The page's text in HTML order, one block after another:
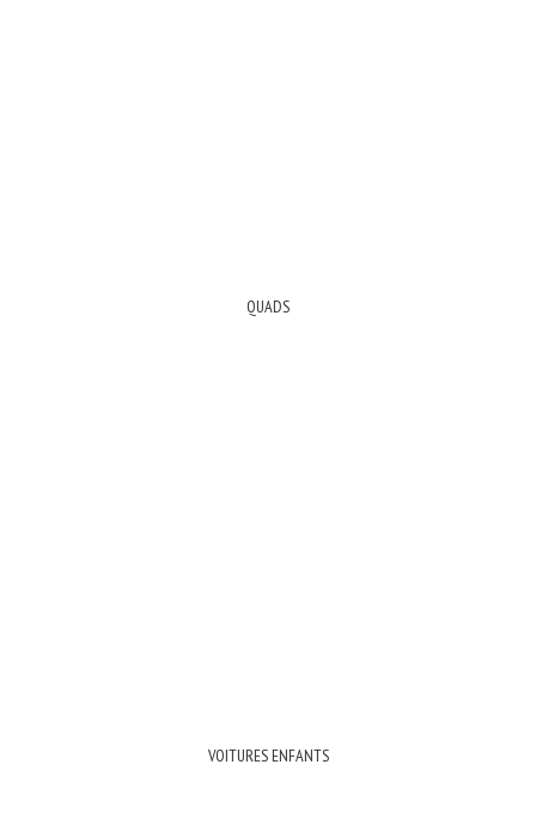
QUADS
VOITURES ENFANTS